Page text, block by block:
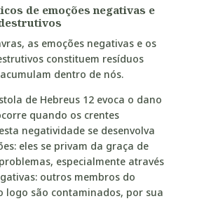
de emoções negativas e
as emoções negativas e os
constituem resíduos
dentro de nós.
de Hebreus 12 evoca o dano
quando os crentes
negatividade se desenvolva
eles se privam da graça de
especialmente através
outros membros do
logo são contaminados, por sua